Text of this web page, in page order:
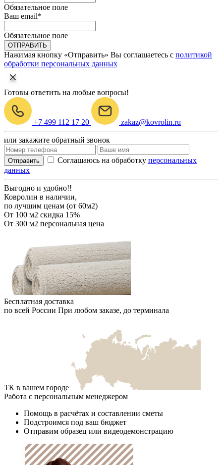
Обязательное поле
Ваш email*
Обязательное поле
ОТПРАВИТЬ
Нажимая кнопку «Отправить» Вы соглашаетесь с политикой
обработки персональных данных
Готовы ответить на любые вопросы!
+7 499 112 17 20 zakaz@kovrolin.ru
или закажите обратный звонок
Отправить Соглашаюсь на обработку персональных
данных
Выгодно и удобно!!
Ковролин в наличии,
по лучшим ценам (от 60м2)
От 100 м2 скидка 15%
От 300 м2 персональная цена
Бесплатная доставка
по всей России При любом заказе, до терминала
ТК в вашем городе
Работа с персональным менеджером
Помощь в расчётах и составлении сметы
Подстроимся под ваш бюджет
Отправим образец или видеодемонстрацию